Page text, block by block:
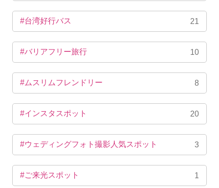
#台湾好行バス 21
#バリアフリー旅行 10
#ムスリムフレンドリー 8
#インスタスポット 20
#ウェディングフォト撮影人気スポット 3
#ご来光スポット 1